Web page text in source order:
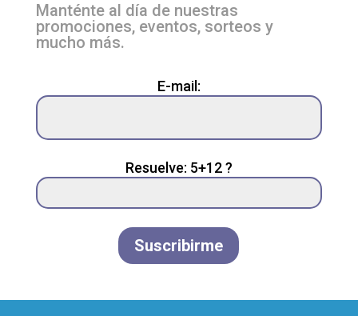
Manténte al día de nuestras
promociones, eventos, sorteos y
mucho más.
leave
this
field
E-mail:
Resuelve: 5+12 ?
Suscribirme